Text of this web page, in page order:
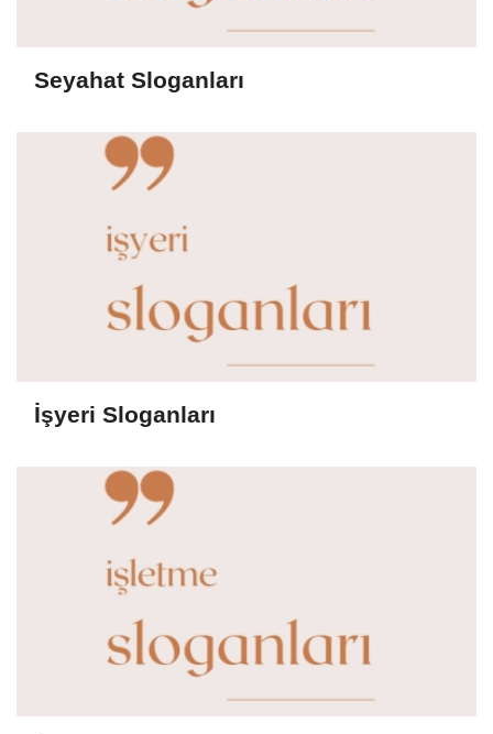
Seyahat Sloganları
İşyeri Sloganları